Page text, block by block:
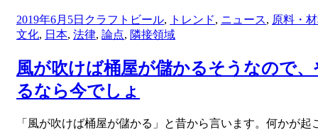
投
稿
2019年6月5日 クラフトビール, トレンド, ニュース, 原料・
文化, 日本, 法律, 論点, 隣接領域
風が吹けば桶屋が儲かるそうなので、
るなら今でしょ
投稿者master
「風が吹けば桶屋が儲かる」と昔から言います。何かが起